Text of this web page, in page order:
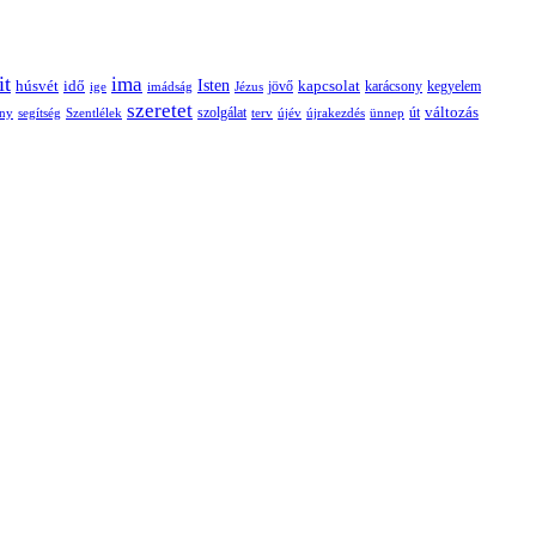
húsvét idő ige ima imádság Isten Jézus jövő kapcsolat karácsony kegyelem
segítség Szentlélek szeretet szolgálat terv újév újrakezdés ünnep út változás